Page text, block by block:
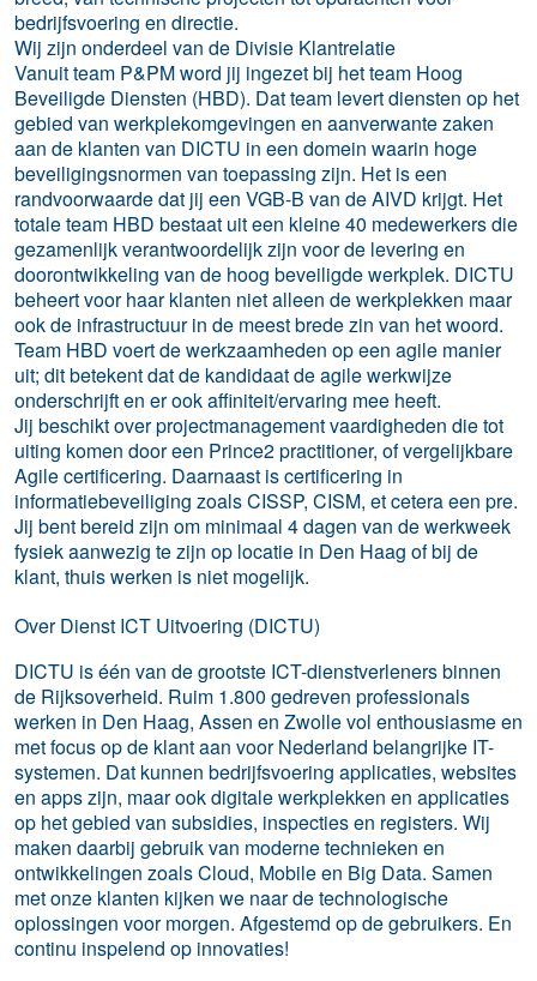
bedrijfsvoering en directie.
Wij zijn onderdeel van de Divisie Klantrelatie
Vanuit team P&PM word jij ingezet bij het team Hoog
Beveiligde Diensten (HBD). Dat team levert diensten op het
gebied van werkplekomgevingen en aanverwante zaken
aan de klanten van DICTU in een domein waarin hoge
beveiligingsnormen van toepassing zijn. Het is een
randvoorwaarde dat jij een VGB-B van de AIVD krijgt. Het
totale team HBD bestaat uit een kleine 40 medewerkers die
gezamenlijk verantwoordelijk zijn voor de levering en
doorontwikkeling van de hoog beveiligde werkplek. DICTU
beheert voor haar klanten niet alleen de werkplekken maar
ook de infrastructuur in de meest brede zin van het woord.
Team HBD voert de werkzaamheden op een agile manier
uit; dit betekent dat de kandidaat de agile werkwijze
onderschrijft en er ook affiniteit/ervaring mee heeft.
Jij beschikt over projectmanagement vaardigheden die tot
uiting komen door een Prince2 practitioner, of vergelijkbare
Agile certificering. Daarnaast is certificering in
informatiebeveiliging zoals CISSP, CISM, et cetera een pre.
Jij bent bereid zijn om minimaal 4 dagen van de werkweek
fysiek aanwezig te zijn op locatie in Den Haag of bij de
klant, thuis werken is niet mogelijk.
Over Dienst ICT Uitvoering (DICTU)
DICTU is één van de grootste ICT-dienstverleners binnen
de Rijksoverheid. Ruim 1.800 gedreven professionals
werken in Den Haag, Assen en Zwolle vol enthousiasme en
met focus op de klant aan voor Nederland belangrijke IT-
systemen. Dat kunnen bedrijfsvoering applicaties, websites
en apps zijn, maar ook digitale werkplekken en applicaties
op het gebied van subsidies, inspecties en registers. Wij
maken daarbij gebruik van moderne technieken en
ontwikkelingen zoals Cloud, Mobile en Big Data. Samen
met onze klanten kijken we naar de technologische
oplossingen voor morgen. Afgestemd op de gebruikers. En
continu inspelend op innovaties!